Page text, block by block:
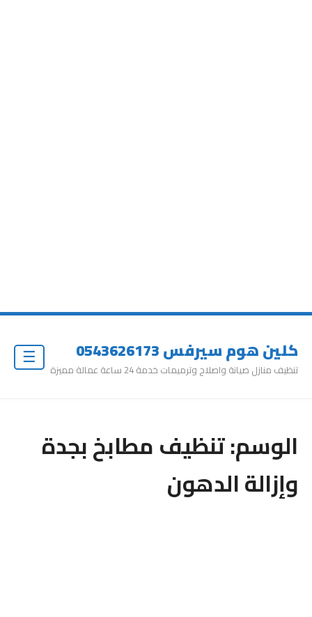
كلين هوم سيرفس 0543626173
تنظيف منازل صيانة واصلاح وترميمات خدمة 24 ساعة عمالة مميزة
الوسم:تنظيف مطابخ بجدة
وإزالة الدهون